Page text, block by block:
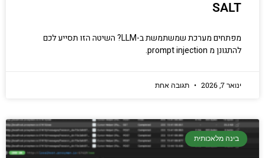
SALT
מפתחים מערכת שמשתמשת ב-LLM? השיטה הזו תסייע לכם
להתגונן מ prompt injection.
ינואר 7, 2026 תגובה אחת
בינה מלאכותית